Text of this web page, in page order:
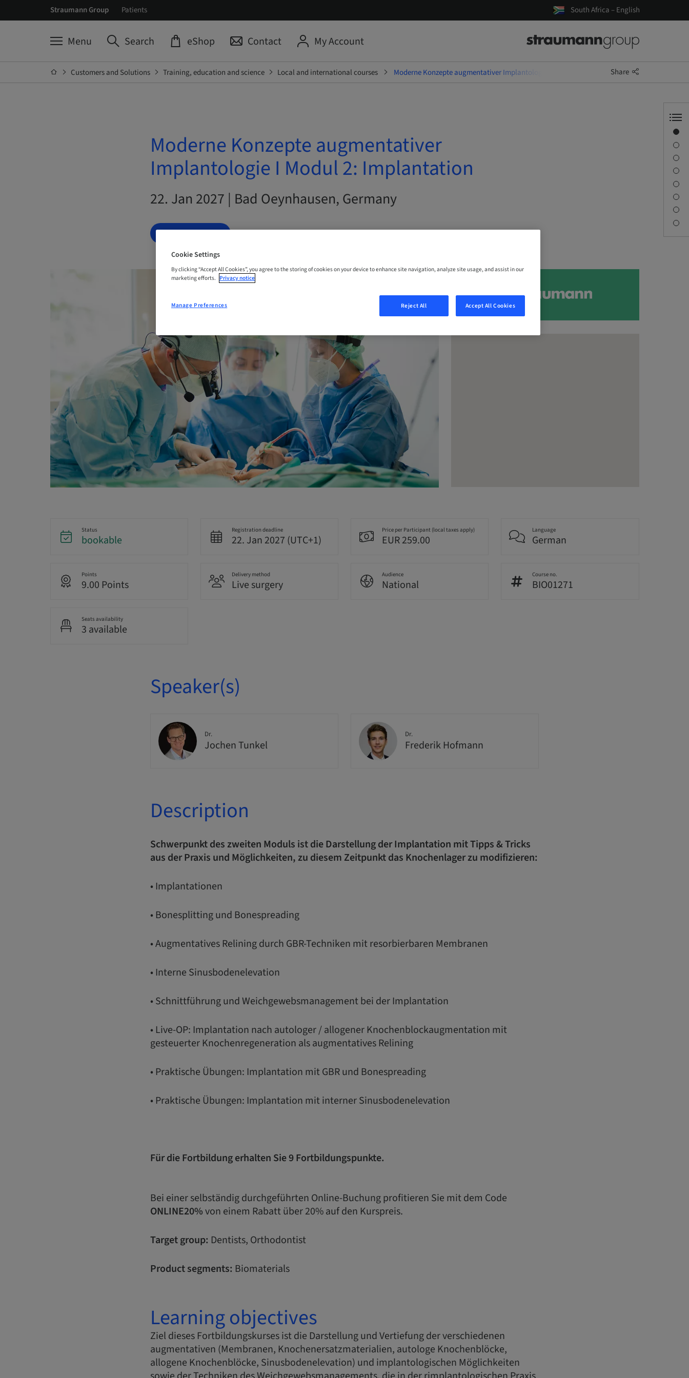
Straumann Group Patients South Africa – English
Menu Search eShop Contact My Account
Customers and Solutions Training, education and science Local and international courses Moderne Konzepte augmentativer Implantologie I Modul 2: Implantation
Share
Moderne Konzepte augmentativer
Implantologie I Modul 2: Implantation
22. Jan 2027 | Bad Oeynhausen, Germany
BOOK NOW
Status
bookable
Registration deadline
22. Jan 2027 (UTC+1)
Price per Participant (local taxes apply)
EUR 259.00
Language
German
Points
9.00 Points
Delivery method
Live surgery
Audience
National
Course no.
BIO01271
Seats availability
3 available
Speaker(s)
Dr.
Jochen Tunkel
Dr.
Frederik Hofmann
Description
Schwerpunkt des zweiten Moduls ist die Darstellung der Implantation mit Tipps & Tricks
aus der Praxis und Möglichkeiten, zu diesem Zeitpunkt das Knochenlager zu modifizieren:
• Implantationen
• Bonesplitting und Bonespreading
• Augmentatives Relining durch GBR-Techniken mit resorbierbaren Membranen
• Interne Sinusbodenelevation
• Schnittführung und Weichgewebsmanagement bei der Implantation
• Live-OP: Implantation nach autologer / allogener Knochenblockaugmentation mit
gesteuerter Knochenregeneration als augmentatives Relining
• Praktische Übungen: Implantation mit GBR und Bonespreading
• Praktische Übungen: Implantation mit interner Sinusbodenelevation
Für die Fortbildung erhalten Sie 9 Fortbildungspunkte.
Bei einer selbständig durchgeführten Online-Buchung profitieren Sie mit dem Code
ONLINE20%von einem Rabatt über 20% auf den Kurspreis.
Target group: Dentists, Orthodontist
Product segments: Biomaterials
Learning objectives
Ziel dieses Fortbildungskurses ist die Darstellung und Vertiefung der verschiedenen
augmentativen (Membranen, Knochenersatzmaterialien, autologe Knochenblöcke,
allogene Knochenblöcke, Sinusbodenelevation) und implantologischen Möglichkeiten
Cookie Settings
By clicking “Accept All Cookies”, you agree to the storing of cookies on your device to enhance site navigation, analyze site usage, and assist in our
marketing efforts. Privacy notice
Reject All Accept All Cookies
Manage Preferences